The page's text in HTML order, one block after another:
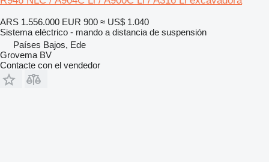
ARS 1.556.000 EUR 900 ≈ US$ 1.040
Sistema eléctrico - mando a distancia de suspensión
Países Bajos, Ede
Grovema BV
Contacte con el vendedor